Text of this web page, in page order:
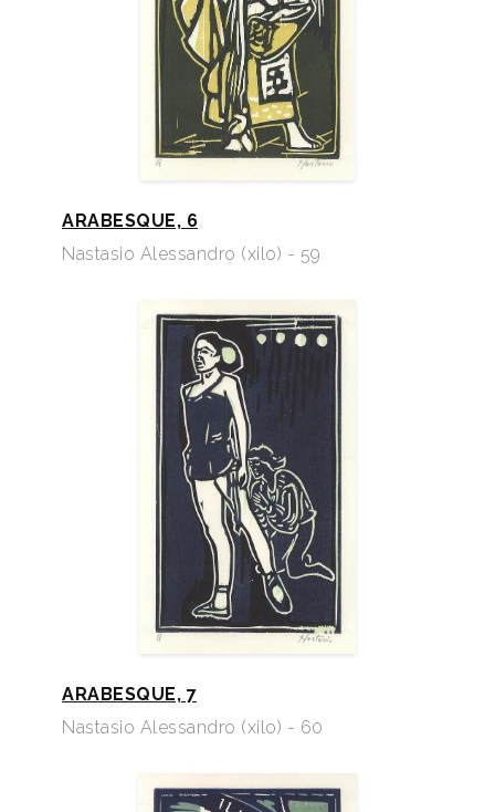
ARABESQUE, 6
Nastasio Alessandro (xilo) - 59
ARABESQUE, 7
Nastasio Alessandro (xilo) - 60